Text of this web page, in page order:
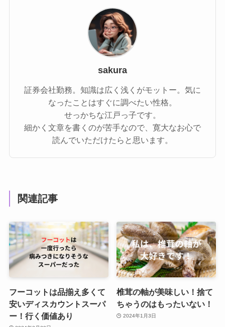
sakura
証券会社勤務。知識は広く浅くがモットー。気に
なったことはすぐに調べたい性格。
せっかちな江戸っ子です。
細かく文章を書くのが苦手なので、寛大なお心で
読んでいただけたらと思います。
関連記事
フーコットは品揃え多くて
安いディスカウントスーパ
ー！行く価値あり
椎茸の軸が美味しい！捨て
ちゃうのはもったいない！
2024年1月3日